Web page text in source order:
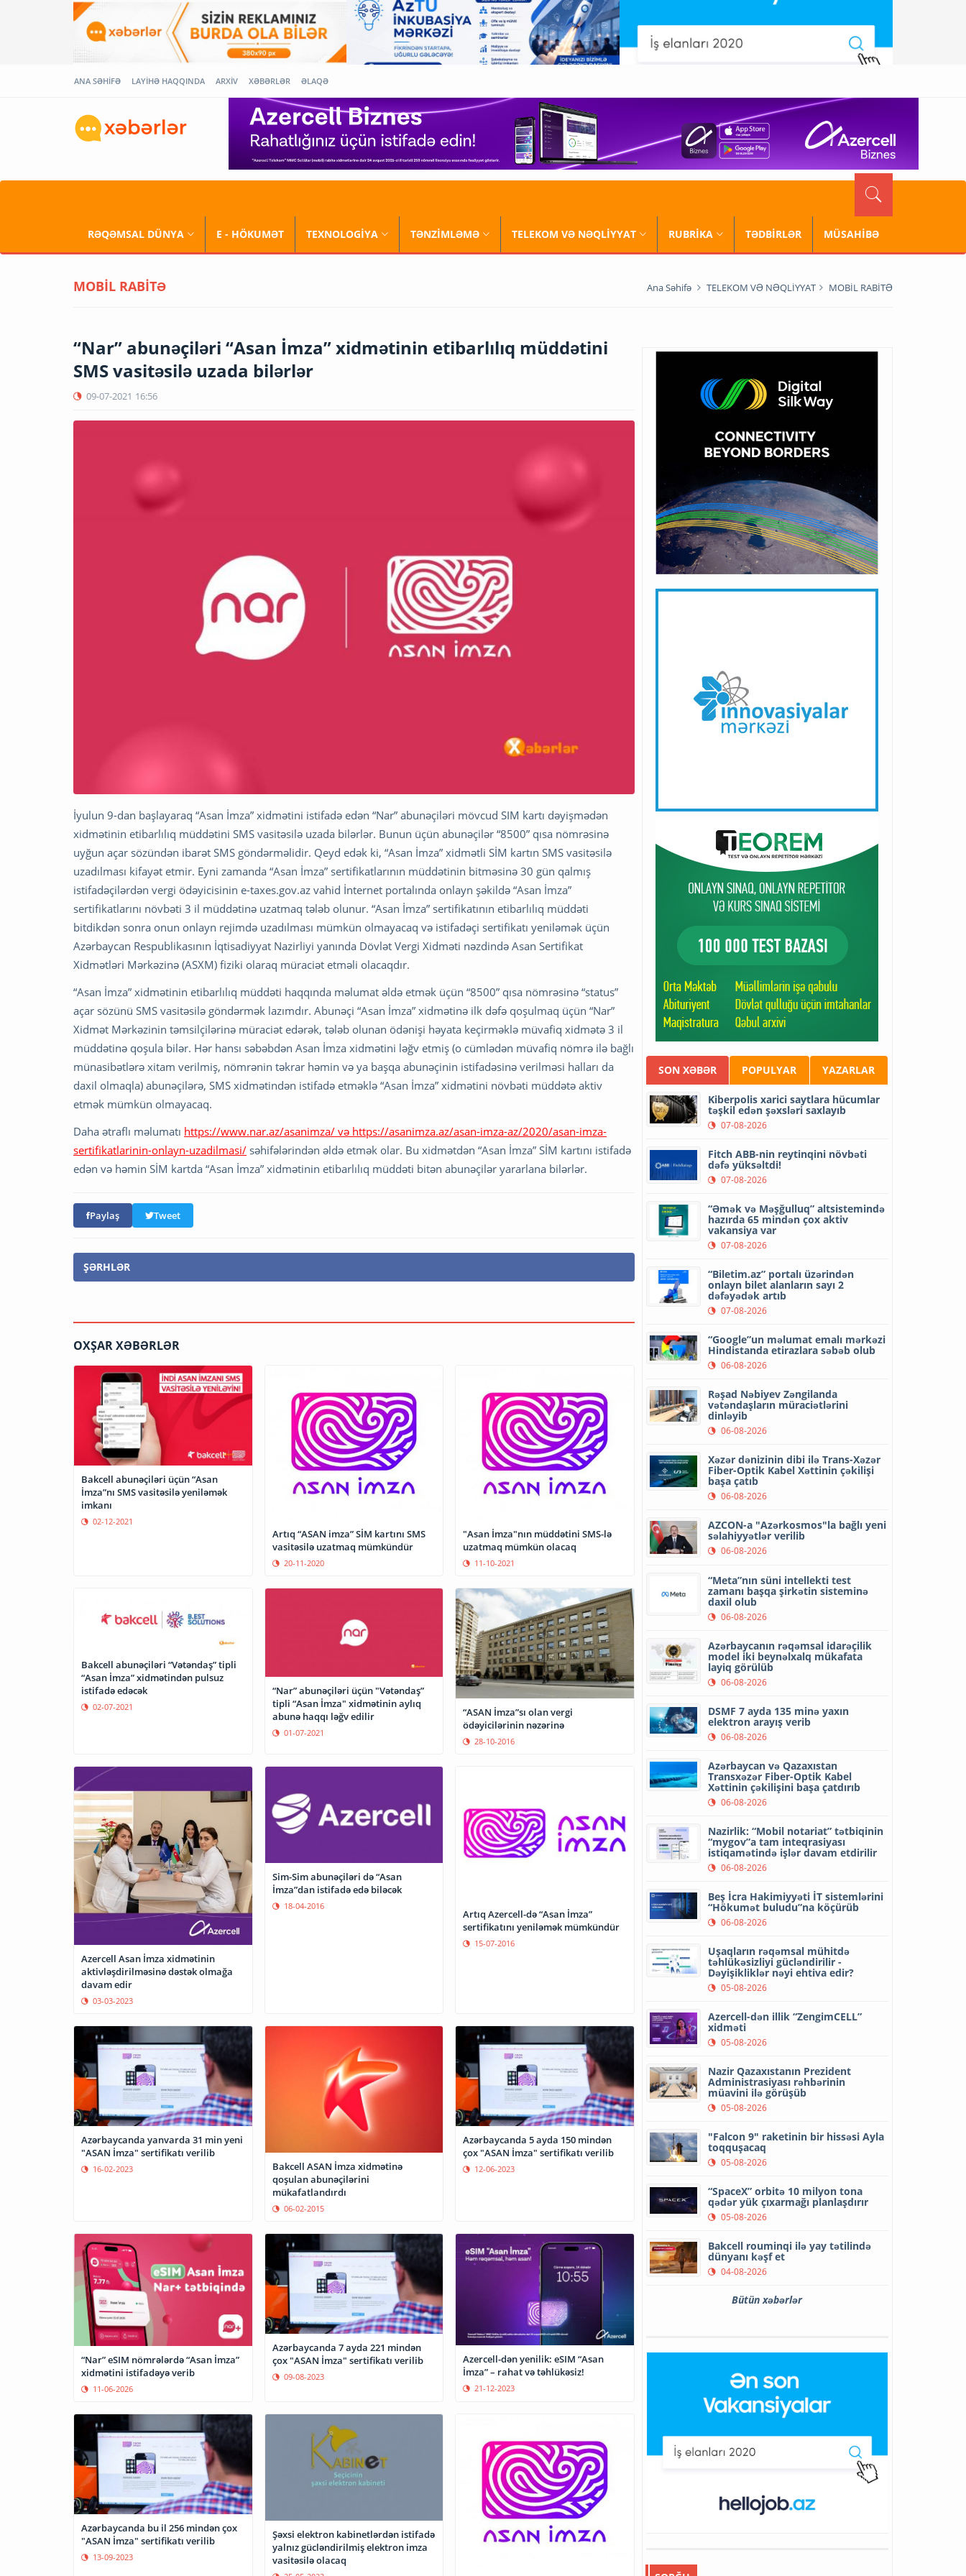
ANA SƏHİFƏ LAYİHƏ HAQQINDA ARXİV XƏBƏRLƏR ƏLAQƏ
RƏQƏMSAL DÜNYA E - HÖKUMƏT TEXNOLOGİYA TƏNZİMLƏMƏ TELEKOM VƏ NƏQLİYYAT RUBRİKA TƏDBİRLƏR MÜSAHİBƏ
MOBİL RABİTƏ Ana Səhifə TELEKOM VƏ NƏQLİYYAT MOBİL RABİTƏ
“Nar” abunəçiləri “Asan İmza” xidmətinin etibarlılıq müddətini
SMS vasitəsilə uzada bilərlər
09-07-2021 16:56
İyulun 9-dan başlayaraq “Asan İmza” xidmətini istifadə edən “Nar” abunəçiləri mövcud SIM kartı dəyişmədən
xidmətinin etibarlılıq müddətini SMS vasitəsilə uzada bilərlər. Bunun üçün abunəçilər “8500” qısa nömrəsinə
uyğun açar sözündən ibarət SMS göndərməlidir. Qeyd edək ki, “Asan İmza” xidmətli SİM kartın SMS vasitəsilə
uzadılması kifayət etmir. Eyni zamanda “Asan İmza” sertifikatlarının müddətinin bitməsinə 30 gün qalmış
istifadəçilərdən vergi ödəyicisinin e-taxes.gov.az vahid İnternet portalında onlayn şəkildə “Asan İmza”
sertifikatlarını növbəti 3 il müddətinə uzatmaq tələb olunur. “Asan İmza” sertifikatının etibarlılıq müddəti
bitdikdən sonra onun onlayn rejimdə uzadılması mümkün olmayacaq və istifadəçi sertifikatı yeniləmək üçün
Azərbaycan Respublikasının İqtisadiyyat Nazirliyi yanında Dövlət Vergi Xidməti nəzdində Asan Sertifikat
Xidmətləri Mərkəzinə (ASXM) fiziki olaraq müraciət etməli olacaqdır.
“Asan İmza” xidmətinin etibarlılıq müddəti haqqında məlumat əldə etmək üçün “8500” qısa nömrəsinə “status”
açar sözünü SMS vasitəsilə göndərmək lazımdır. Abunəçi “Asan İmza” xidmətinə ilk dəfə qoşulmaq üçün “Nar”
Xidmət Mərkəzinin təmsilçilərinə müraciət edərək, tələb olunan ödənişi həyata keçirməklə müvafiq xidmətə 3 il
müddətinə qoşula bilər. Hər hansı səbəbdən Asan İmza xidmətini ləğv etmiş (o cümlədən müvafiq nömrə ilə bağlı
münasibətlərə xitam verilmiş, nömrənin təkrar həmin və ya başqa abunəçinin istifadəsinə verilməsi halları da
daxil olmaqla) abunəçilərə, SMS xidmətindən istifadə etməklə “Asan İmza” xidmətini növbəti müddətə aktiv
etmək mümkün olmayacaq.
Daha ətraflı məlumatı https://www.nar.az/asanimza/ və https://asanimza.az/asan-imza-az/2020/asan-imza-
sertifikatlarinin-onlayn-uzadilmasi/ səhifələrindən əldə etmək olar. Bu xidmətdən “Asan İmza” SİM kartını istifadə
edən və həmin SİM kartda “Asan İmza” xidmətinin etibarlılıq müddəti bitən abunəçilər yararlana bilərlər.
Paylaş Tweet
ŞƏRHLƏR
OXŞAR XƏBƏRLƏR
Bakcell abunəçiləri üçün “Asan
İmza”nı SMS vasitəsilə yeniləmək
imkanı
02-12-2021
Artıq “ASAN imza” SİM kartını SMS
vasitəsilə uzatmaq mümkündür
20-11-2020
"Asan İmza"nın müddətini SMS-lə
uzatmaq mümkün olacaq
11-10-2021
Bakcell abunəçiləri “Vətəndaş” tipli
“Asan İmza” xidmətindən pulsuz
istifadə edəcək
02-07-2021
“Nar” abunəçiləri üçün "Vətəndaş”
tipli “Asan İmza" xidmətinin aylıq
abunə haqqı ləğv edilir
01-07-2021
“ASAN İmza”sı olan vergi
ödəyicilərinin nəzərinə
28-10-2016
Azercell Asan İmza xidmətinin
aktivləşdirilməsinə dəstək olmağa
davam edir
03-03-2023
Sim-Sim abunəçiləri də “Asan
İmza”dan istifadə edə biləcək
18-04-2016
Artıq Azercell-də “Asan İmza”
sertifikatını yeniləmək mümkündür
15-07-2016
Azərbaycanda yanvarda 31 min yeni
"ASAN İmza" sertifikatı verilib
16-02-2023
Bakcell ASAN İmza xidmətinə
qoşulan abunəçilərini
mükafatlandırdı
06-02-2015
Azərbaycanda 5 ayda 150 mindən
çox "ASAN İmza" sertifikatı verilib
12-06-2023
“Nar” eSIM nömrələrdə “Asan İmza”
xidmətini istifadəyə verib
11-06-2026
Azərbaycanda 7 ayda 221 mindən
çox "ASAN İmza" sertifikatı verilib
09-08-2023
Azercell-dən yenilik: eSIM “Asan
İmza” – rahat və təhlükəsiz!
21-12-2023
Azərbaycanda bu il 256 mindən çox
"ASAN İmza" sertifikatı verilib
13-09-2023
Şəxsi elektron kabinetlərdən istifadə
yalnız gücləndirilmiş elektron imza
vasitəsilə olacaq
SON XƏBƏR POPULYAR YAZARLAR
Kiberpolis xarici saytlara hücumlar
təşkil edən şəxsləri saxlayıb
07-08-2026
Fitch ABB-nin reytinqini növbəti
dəfə yüksəltdi!
07-08-2026
“Əmək və Məşğulluq” altsistemində
hazırda 65 mindən çox aktiv
vakansiya var
07-08-2026
“Biletim.az” portalı üzərindən
onlayn bilet alanların sayı 2
dəfəyədək artıb
07-08-2026
“Google”un məlumat emalı mərkəzi
Hindistanda etirazlara səbəb olub
06-08-2026
Rəşad Nəbiyev Zəngilanda
vətəndaşların müraciətlərini
dinləyib
06-08-2026
Xəzər dənizinin dibi ilə Trans-Xəzər
Fiber-Optik Kabel Xəttinin çəkilişi
başa çatıb
06-08-2026
AZCON-a "Azərkosmos"la bağlı yeni
səlahiyyətlər verilib
06-08-2026
“Meta”nın süni intellekti test
zamanı başqa şirkətin sisteminə
daxil olub
06-08-2026
Azərbaycanın rəqəmsal idarəçilik
model iki beynəlxalq mükafata
layiq görülüb
06-08-2026
DSMF 7 ayda 135 minə yaxın
elektron arayış verib
06-08-2026
Azərbaycan və Qazaxıstan
Transxəzər Fiber-Optik Kabel
Xəttinin çəkilişini başa çatdırıb
06-08-2026
Nazirlik: “Mobil notariat” tətbiqinin
“mygov”a tam inteqrasiyası
istiqamətində işlər davam etdirilir
06-08-2026
Beş İcra Hakimiyyəti İT sistemlərini
“Hökumət buludu”na köçürüb
06-08-2026
Uşaqların rəqəmsal mühitdə
təhlükəsizliyi gücləndirilir -
Dəyişikliklər nəyi ehtiva edir?
05-08-2026
Azercell-dən illik “ZengimCELL”
xidməti
05-08-2026
Nazir Qazaxıstanın Prezident
Administrasiyası rəhbərinin
müavini ilə görüşüb
05-08-2026
"Falcon 9" raketinin bir hissəsi Ayla
toqquşacaq
05-08-2026
“SpaceX” orbitə 10 milyon tona
qədər yük çıxarmağı planlaşdırır
05-08-2026
Bakcell rouminqi ilə yay tətilində
dünyanı kəşf et
04-08-2026
Bütün xəbərlər